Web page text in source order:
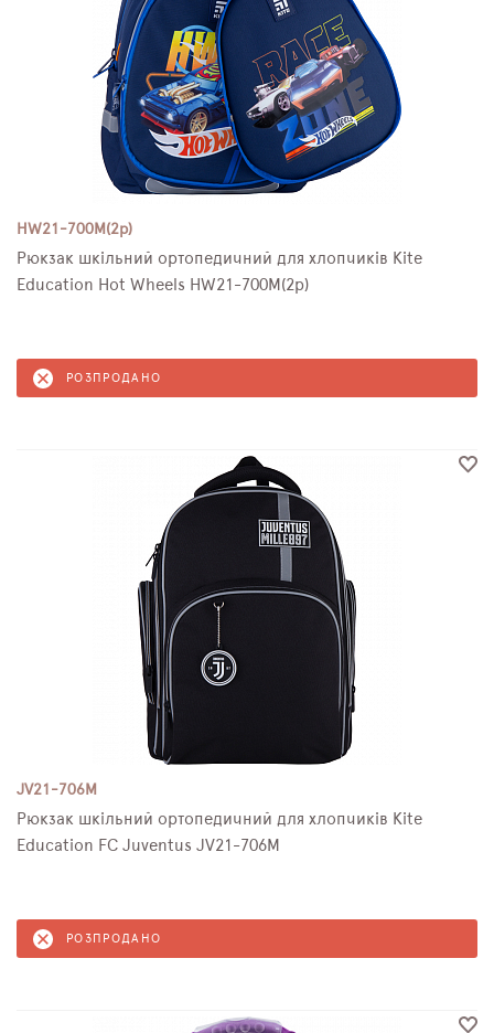
HW21-700M(2p)
Рюкзак шкільний ортопедичний для хлопчиків Kite
Education Hot Wheels HW21-700M(2p)
РОЗПРОДАНО
JV21-706M
Рюкзак шкільний ортопедичний для хлопчиків Kite
Education FC Juventus JV21-706M
РОЗПРОДАНО